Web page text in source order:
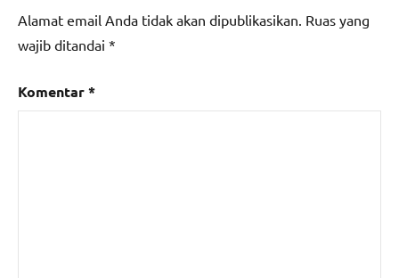
Alamat email Anda tidak akan dipublikasikan. Ruas yang
wajib ditandai *
Komentar*